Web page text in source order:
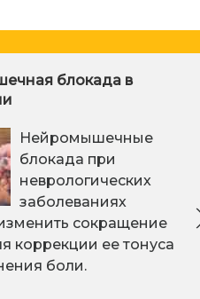
Если
матери
много
если
неожиданно
что делать, как
и надо ли.
в этой статье.
блокада в
Нейромышечные
блокада при
неврологических
заболеваниях
сокращение
коррекции ее тонуса
боли.